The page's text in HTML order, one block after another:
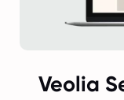
Veolia